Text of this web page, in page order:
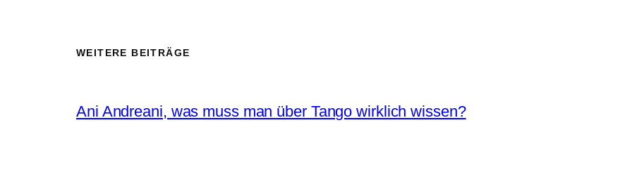
WEITERE BEITRÄGE
Ani Andreani, was muss man über Tango wirklich wissen?